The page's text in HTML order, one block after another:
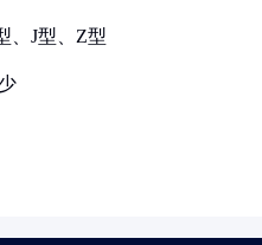
、J型、Z型